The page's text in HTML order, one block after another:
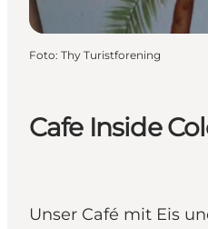
Cafe Inside
Unser Café mit Eis
Foto: Thy Turistforening